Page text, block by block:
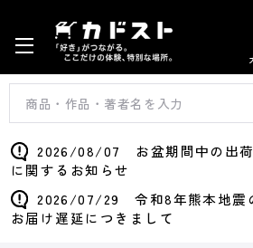
2026/08/07 お盆期間中の出荷
に関するお知らせ
2026/07/29 令和8年熊本地震
お届け遅延につきまして